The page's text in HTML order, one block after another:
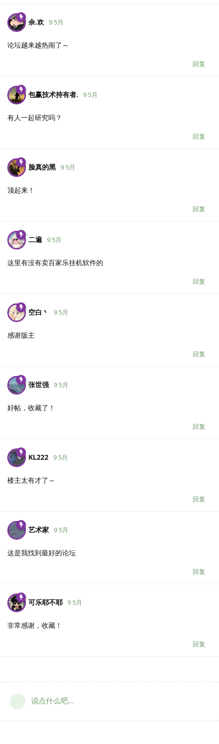
余.​欢 9 5月
论坛越来越热闹了～
回复
包赢技术持有者.​ 9 5月
有人一起研究吗？
回复
脸真的黑 9 5月
顶起来！
回复
二遍 9 5月
这里有没有卖百家乐挂机软件的
回复
空白丶 9 5月
感谢版主
回复
张世强 9 5月
好帖，收藏了！
回复
KL222 9 5月
楼主太有才了～
回复
艺术家 9 5月
这是我找到最好的论坛
回复
可乐耶不耶 9 5月
非常感谢，收藏！
回复
说点什么吧...